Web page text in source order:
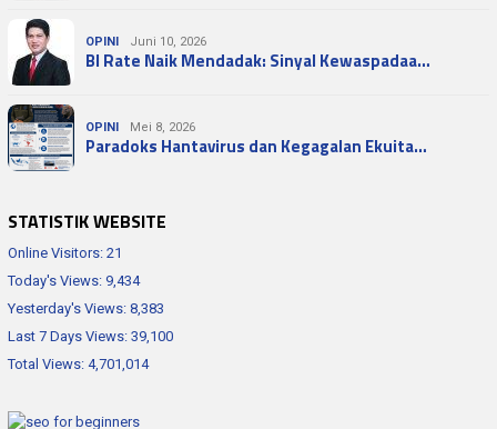
OPINI Juni 10, 2026
BI Rate Naik Mendadak: Sinyal Kewaspadaa…
OPINI Mei 8, 2026
Paradoks Hantavirus dan Kegagalan Ekuita…
STATISTIK WEBSITE
Online Visitors: 21
Today's Views: 9,434
Yesterday's Views: 8,383
Last 7 Days Views: 39,100
Total Views: 4,701,014